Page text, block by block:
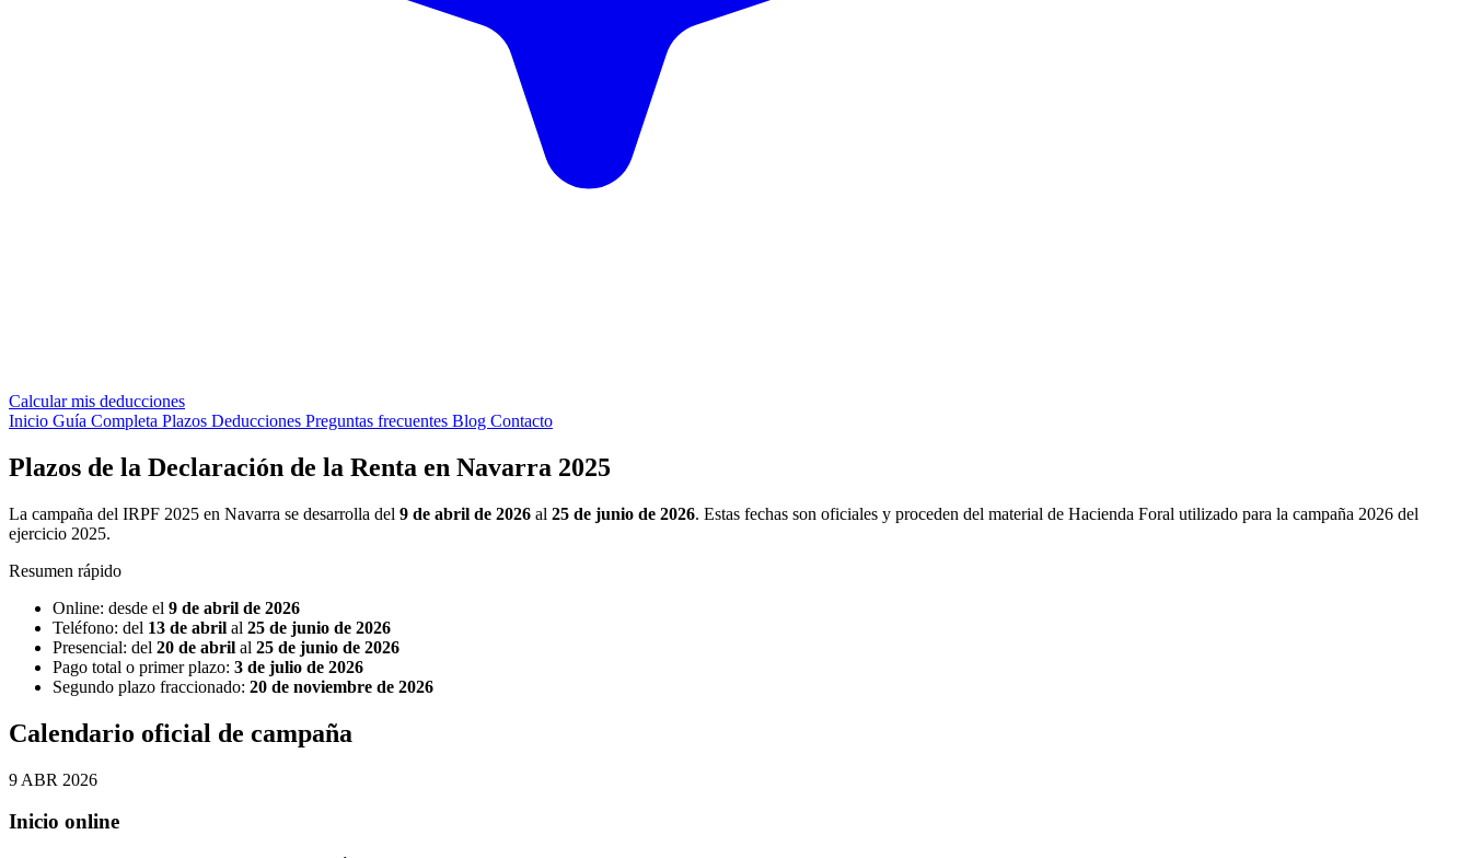
Calcular mis deducciones
Inicio Guía Completa Plazos Deducciones Preguntas frecuentes Blog Contacto
Plazos de la Declaración de la Renta en Navarra 2025
La campaña del IRPF 2025 en Navarra se desarrolla del 9 de abril de 2026 al 25 de junio de 2026. Estas fechas son oficiales y proceden del material de Hacienda Foral utilizado para la campaña 2026 del
ejercicio 2025.
Resumen rápido
Online: desde el 9 de abril de 2026
Teléfono: del 13 de abril al 25 de junio de 2026
Presencial: del 20 de abril al 25 de junio de 2026
Pago total o primer plazo: 3 de julio de 2026
Segundo plazo fraccionado: 20 de noviembre de 2026
Calendario oficial de campaña
9 ABR 2026
Inicio online